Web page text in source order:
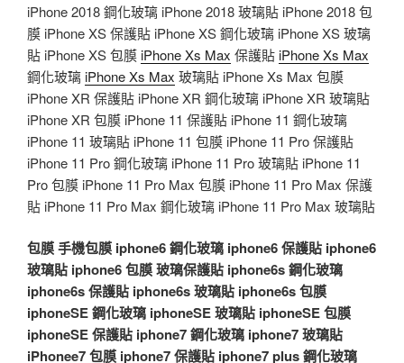
iPhone 2018 鋼化玻璃 iPhone 2018 玻璃貼 iPhone 2018 包
膜 iPhone XS 保護貼 iPhone XS 鋼化玻璃 iPhone XS 玻璃
貼 iPhone XS 包膜iPhone Xs Max 保護貼iPhone Xs Max
鋼化玻璃iPhone Xs Max 玻璃貼 iPhone Xs Max 包膜
iPhone XR 保護貼 iPhone XR 鋼化玻璃 iPhone XR 玻璃貼
iPhone XR 包膜 iPhone 11 保護貼 iPhone 11 鋼化玻璃
iPhone 11 玻璃貼 iPhone 11 包膜 iPhone 11 Pro 保護貼
iPhone 11 Pro 鋼化玻璃 iPhone 11 Pro 玻璃貼 iPhone 11
Pro 包膜 iPhone 11 Pro Max 包膜 iPhone 11 Pro Max 保護
貼 iPhone 11 Pro Max 鋼化玻璃 iPhone 11 Pro Max 玻璃貼
包膜手機包膜 iphone6 鋼化玻璃 iphone6 保護貼 iphone6
玻璃貼 iphone6 包膜玻璃保護貼 iphone6s 鋼化玻璃
iphone6s 保護貼 iphone6s 玻璃貼 iphone6s 包膜
iphoneSE 鋼化玻璃 iphoneSE 玻璃貼 iphoneSE 包膜
iphoneSE 保護貼 iphone7 鋼化玻璃 iphone7 玻璃貼
iPhonee7 包膜 iphone7 保護貼 iphone7 plus 鋼化玻璃